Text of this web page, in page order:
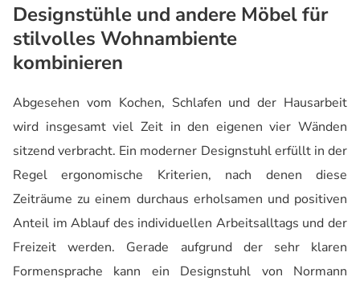
Designstühle und andere Möbel für
stilvolles Wohnambiente
kombinieren
Abgesehen vom Kochen, Schlafen und der Hausarbeit
wird insgesamt viel Zeit in den eigenen vier Wänden
sitzend verbracht. Ein moderner Designstuhl erfüllt in der
Regel ergonomische Kriterien, nach denen diese
Zeiträume zu einem durchaus erholsamen und positiven
Anteil im Ablauf des individuellen Arbeitsalltags und der
Freizeit werden. Gerade aufgrund der sehr klaren
Formensprache kann ein Designstuhl von Normann